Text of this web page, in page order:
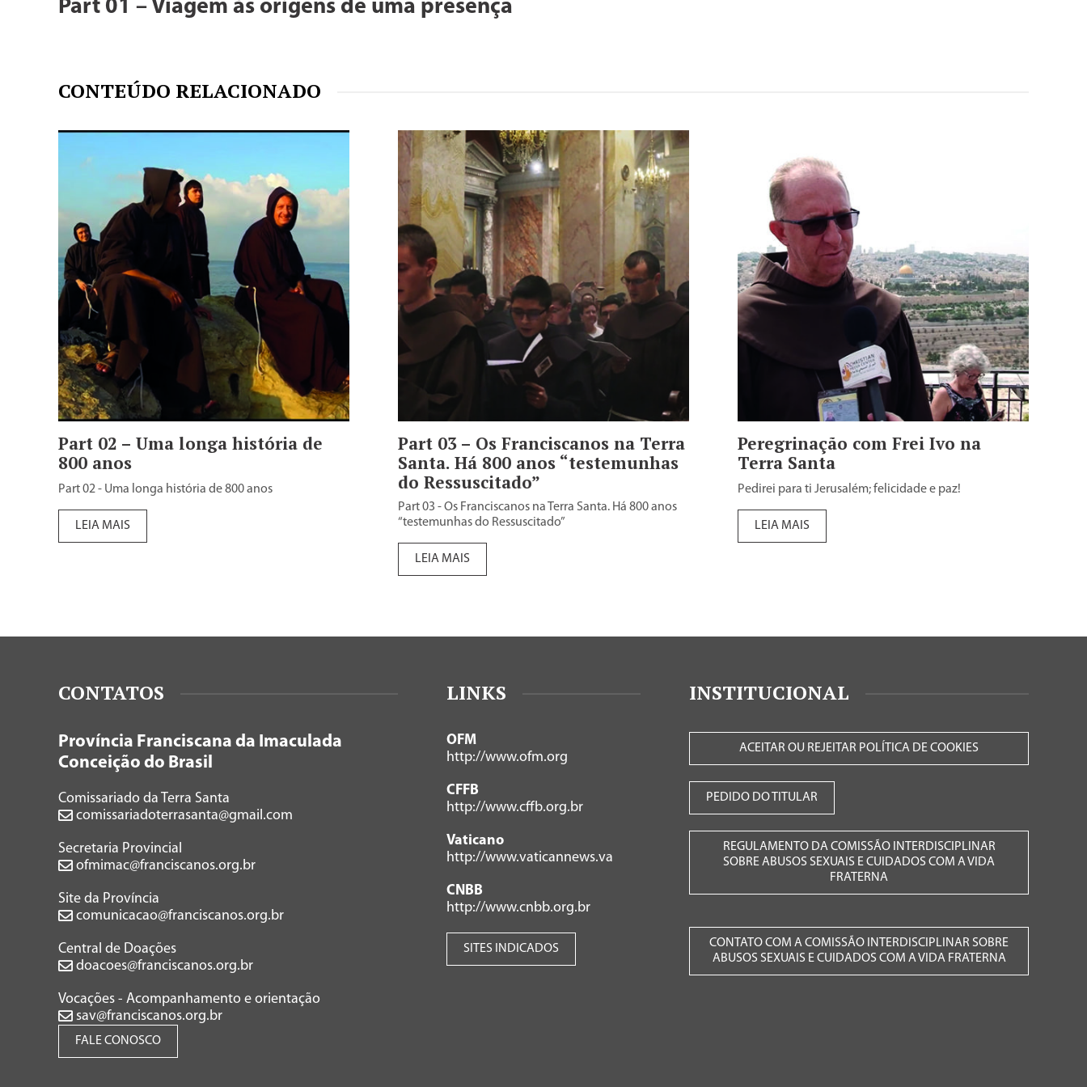
Part 01 – Viagem às origens de uma presença
CONTEÚDO RELACIONADO
Part 02 – Uma longa história de
800 anos
Part 02 - Uma longa história de 800 anos
LEIA MAIS
Part 03 – Os Franciscanos na Terra
Santa. Há 800 anos “testemunhas
do Ressuscitado”
Part 03 - Os Franciscanos na Terra Santa. Há 800 anos
“testemunhas do Ressuscitado”
LEIA MAIS
Peregrinação com Frei Ivo na
Terra Santa
Pedirei para ti Jerusalém; felicidade e paz!
LEIA MAIS
INSTITUCIONAL
ACEITAR OU REJEITAR POLÍTICA DE COOKIES
PEDIDO DO TITULAR
REGULAMENTO DA COMISSÃO INTERDISCIPLINAR
SOBRE ABUSOS SEXUAIS E CUIDADOS COM A VIDA
FRATERNA
CONTATO COM A COMISSÃO INTERDISCIPLINAR SOBRE
ABUSOS SEXUAIS E CUIDADOS COM A VIDA FRATERNA
CONTATOS
Província Franciscana da Imaculada
Conceição do Brasil
Comissariado da Terra Santa
comissariadoterrasanta@gmail.com
Secretaria Provincial
ofmimac@franciscanos.org.br
Site da Província
comunicacao@franciscanos.org.br
Central de Doações
doacoes@franciscanos.org.br
Vocações - Acompanhamento e orientação
sav@franciscanos.org.br
FALE CONOSCO
LINKS
OFM
http://www.ofm.org
CFFB
http://www.cffb.org.br
Vaticano
http://www.vaticannews.va
CNBB
http://www.cnbb.org.br
SITES INDICADOS